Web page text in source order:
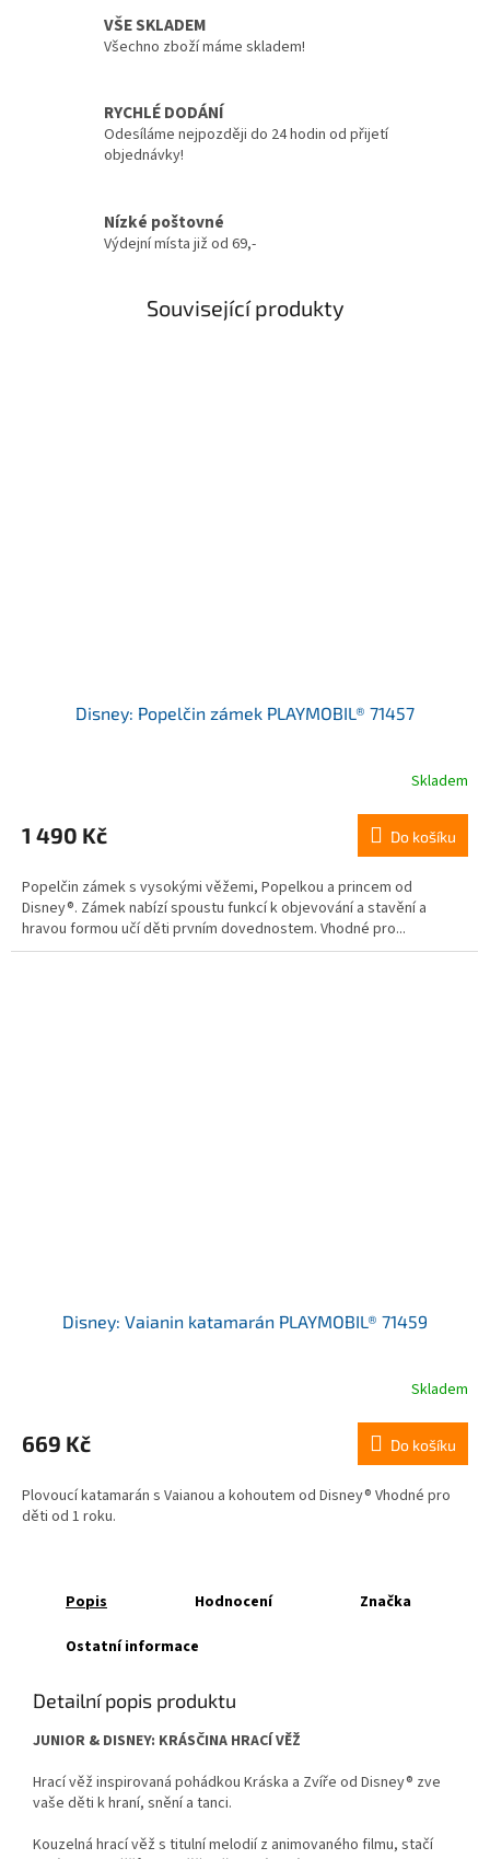
VŠE SKLADEM
Všechno zboží máme skladem!
RYCHLÉ DODÁNÍ
Odesíláme nejpozději do 24 hodin od přijetí
objednávky!
Nízké poštovné
Výdejní místa již od 69,-
Související produkty
Disney: Popelčin zámek PLAYMOBIL® 71457
Skladem
1 490 Kč Do košíku
Popelčin zámek s vysokými věžemi, Popelkou a princem od
Disney®. Zámek nabízí spoustu funkcí k objevování a stavění a
hravou formou učí děti prvním dovednostem. Vhodné pro...
Disney: Vaianin katamarán PLAYMOBIL® 71459
Skladem
669 Kč Do košíku
Plovoucí katamarán s Vaianou a kohoutem od Disney® Vhodné pro
děti od 1 roku.
Popis Hodnocení Značka
Ostatní informace
Detailní popis produktu
JUNIOR & DISNEY: KRÁSČINA HRACÍ VĚŽ
Hrací věž inspirovaná pohádkou Kráska a Zvíře od Disney® zve
vaše děti k hraní, snění a tanci.
Kouzelná hrací věž s titulní melodií z animovaného filmu, stačí